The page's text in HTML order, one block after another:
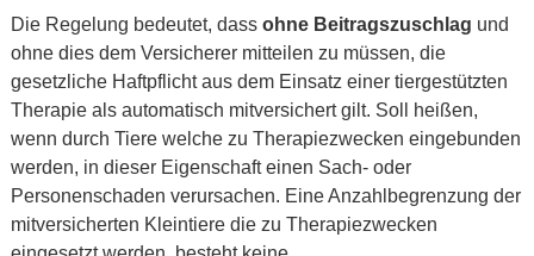
Die Regelung bedeutet, dass ohne Beitragszuschlag und
ohne dies dem Versicherer mitteilen zu müssen, die
gesetzliche Haftpflicht aus dem Einsatz einer tiergestützten
Therapie als automatisch mitversichert gilt. Soll heißen,
wenn durch Tiere welche zu Therapiezwecken eingebunden
werden, in dieser Eigenschaft einen Sach- oder
Personenschaden verursachen. Eine Anzahlbegrenzung der
mitversicherten Kleintiere die zu Therapiezwecken